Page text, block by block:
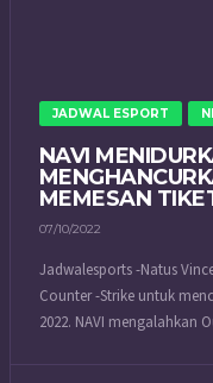
JADWAL ESPORT
NAVI
MEMESAN
07/10/2022
Jadwalesports -Natus
Counter -Strike untuk
2022. NAVI mengalahkan